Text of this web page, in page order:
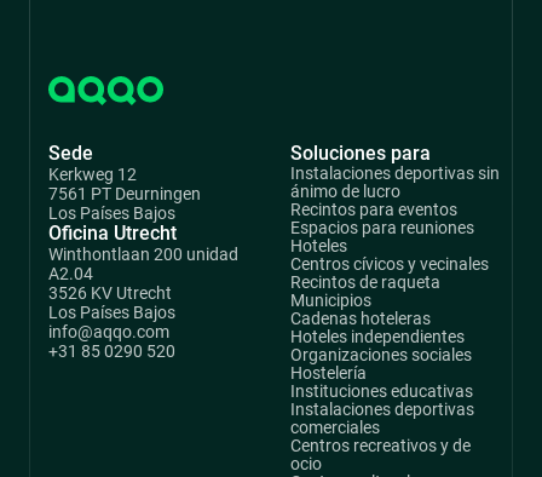
Sede
Kerkweg 12
7561 PT Deurningen
Los Países Bajos
Oficina Utrecht
Winthontlaan 200 unidad
A2.04
3526 KV Utrecht
Los Países Bajos
info@aqqo.com
+31 85 0290 520
Soluciones para
Instalaciones deportivas sin
ánimo de lucro
Recintos para eventos
Espacios para reuniones
Hoteles
Centros cívicos y vecinales
Recintos de raqueta
Municipios
Cadenas hoteleras
Hoteles independientes
Organizaciones sociales
Hostelería
Instituciones educativas
Instalaciones deportivas
comerciales
Centros recreativos y de
ocio